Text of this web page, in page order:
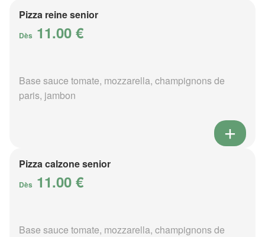
Pizza reine senior
Dès 11.00 €
Base sauce tomate, mozzarella, champignons de
paris, jambon
Pizza calzone senior
Dès 11.00 €
Base sauce tomate, mozzarella, champignons de